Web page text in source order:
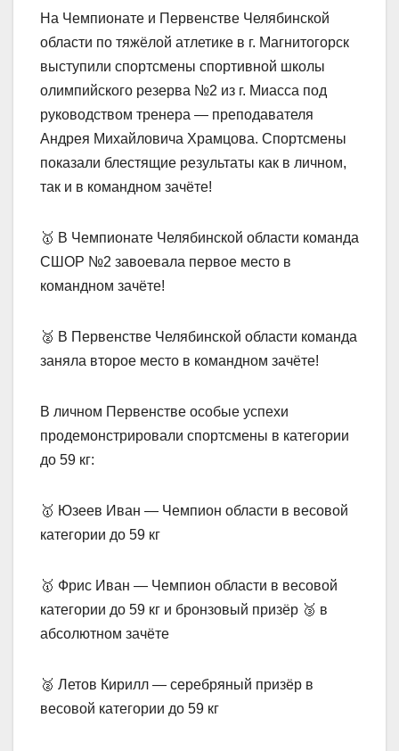
На Чемпионате и Первенстве Челябинской
области по тяжёлой атлетике в г. Магнитогорск
выступили спортсмены спортивной школы
олимпийского резерва №2 из г. Миасса под
руководством тренера — преподавателя
Андрея Михайловича Храмцова. Спортсмены
показали блестящие результаты как в личном,
так и в командном зачёте!
🥇 В Чемпионате Челябинской области команда
СШОР №2 завоевала первое место в
командном зачёте!
🥈 В Первенстве Челябинской области команда
заняла второе место в командном зачёте!
В личном Первенстве особые успехи
продемонстрировали спортсмены в категории
до 59 кг:
🥇 Юзеев Иван — Чемпион области в весовой
категории до 59 кг
🥇 Фрис Иван — Чемпион области в весовой
категории до 59 кг и бронзовый призёр 🥉 в
абсолютном зачёте
🥈 Летов Кирилл — серебряный призёр в
весовой категории до 59 кг